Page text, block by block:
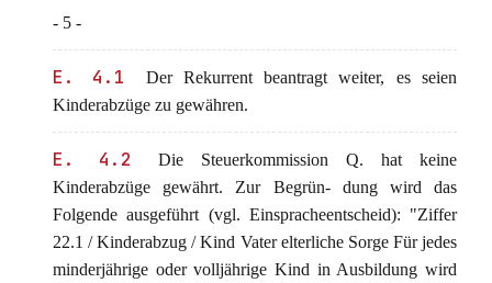
- 5 -
E. 4.1
Der Rekurrent beantragt weiter, es seien
Kinderabzüge zu gewähren.
E. 4.2
Die Steuerkommission Q. hat keine
Kinderabzüge gewährt. Zur Begrün- dung wird das
Folgende ausgeführt (vgl. Einspracheentscheid): "Ziffer
22.1 / Kinderabzug / Kind Vater elterliche Sorge Für jedes
minderjährige oder volljährige Kind in Ausbildung wird